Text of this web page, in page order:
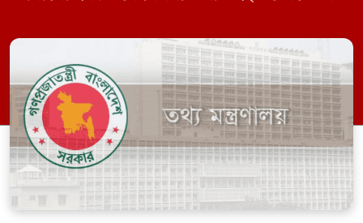
নিজামুল কবীর স্বাক্ষরিত আদেশে বলা হয়েছে,
প্রেস অ্যাক্রিডিটেশন নীতিমালার আলোকে এসব
সাংবাদিকের অনুকূলে তথ্য অধিদপ্তরের দেওয়া
স্থায়ী ও অস্থায়ী প্রেস অ্যাক্রিডিটেশন কার্ড […]